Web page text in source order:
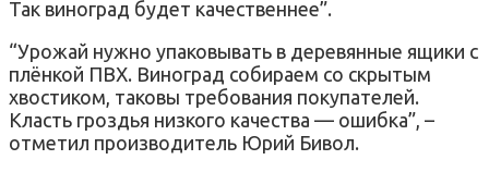
Так виноград будет качественнее”.
“Урожай нужно упаковывать в деревянные ящики с
плёнкой ПВХ. Виноград собираем со скрытым
хвостиком, таковы требования покупателей.
Класть гроздья низкого качества — ошибка”, –
отметил производитель Юрий Бивол.